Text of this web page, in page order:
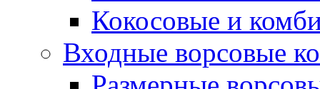
Кокосовые и
Входные ворсовые